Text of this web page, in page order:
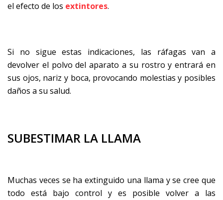
el efecto de los extintores.
Si no sigue estas indicaciones, las ráfagas van a
devolver el polvo del aparato a su rostro y entrará en
sus ojos, nariz y boca, provocando molestias y posibles
daños a su salud.
SUBESTIMAR LA LLAMA
Muchas veces se ha extinguido una llama y se cree que
todo está bajo control y es posible volver a las